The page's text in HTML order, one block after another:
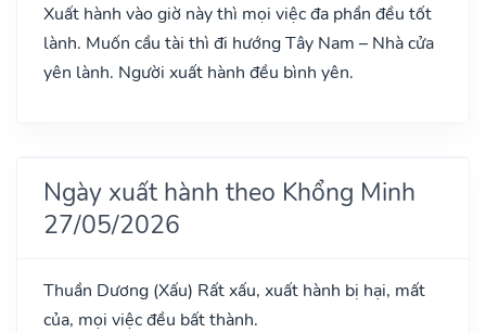
Xuất hành vào giờ này thì mọi việc đa phần đều tốt
lành. Muốn cầu tài thì đi hướng Tây Nam – Nhà cửa
yên lành. Người xuất hành đều bình yên.
Ngày xuất hành theo Khổng Minh
27/05/2026
Thuần Dương (Xấu) Rất xấu, xuất hành bị hại, mất
của, mọi việc đều bất thành.